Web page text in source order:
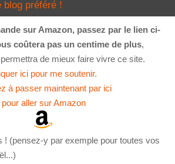
blog préféré !
sur Amazon, passez par le lien ci-
coûtera pas un centime de plus,
de mieux faire vivre ce site.
ici pour me soutenir.
à passer maintenant par ici
pour aller sur Amazon
! (pensez-y par exemple pour toutes vos